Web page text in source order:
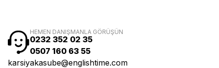
HEMEN DANIŞMANLA GÖRÜŞÜN
0232 352 02 35
0507 160 63 55
karsiyakasube@englishtime.com